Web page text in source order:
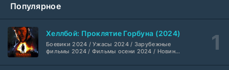
Вторая мировая война с Томом Хэнксом (2026)
Популярное
Хеллбой: Проклятие Горбуна (2024)
Боевики 2024 / Ужасы 2024 / Зарубежные
фильмы 2024 / Фильмы осени 2024 / Новинки
2024 / Американские фильмы / Фильмы